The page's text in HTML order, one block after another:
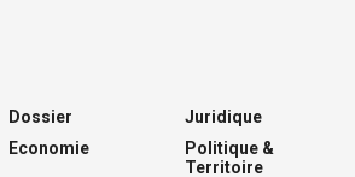
Dossier
Economie
Juridique
Politique &
Territoire